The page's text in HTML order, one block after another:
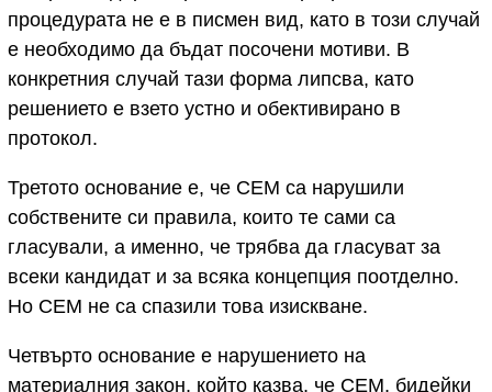
процедурата не е в писмен вид, като в този случай
е необходимо да бъдат посочени мотиви. В
конкретния случай тази форма липсва, като
решението е взето устно и обективирано в
протокол.
Третото основание е, че СЕМ са нарушили
собствените си правила, които те сами са
гласували, а именно, че трябва да гласуват за
всеки кандидат и за всяка концепция поотделно.
Но СЕМ не са спазили това изискване.
Четвърто основание е нарушението на
материалния закон, който казва, че СЕМ, бидейки